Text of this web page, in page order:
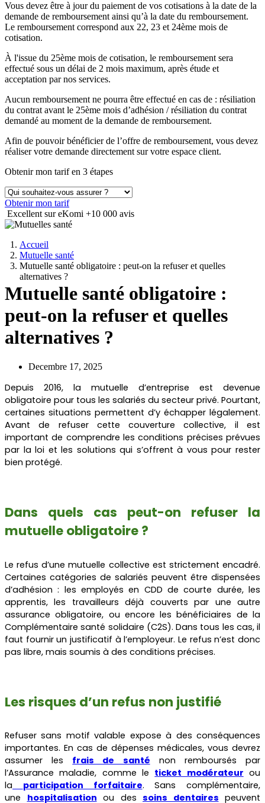
Vous devez être à jour du paiement de vos cotisations à la date de la
demande de remboursement ainsi qu’à la date du remboursement.
Le remboursement correspond aux 22, 23 et 24ème mois de
cotisation.
À l'issue du 25ème mois de cotisation, le remboursement sera
effectué sous un délai de 2 mois maximum, après étude et
acceptation par nos services.
Aucun remboursement ne pourra être effectué en cas de : résiliation
du contrat avant le 25ème mois d’adhésion / résiliation du contrat
demandé au moment de la demande de remboursement.
Afin de pouvoir bénéficier de l’offre de remboursement, vous devez
réaliser votre demande directement sur votre espace client.
Obtenir mon tarif en 3 étapes
Obtenir mon tarif
Excellent sur eKomi +10 000 avis
Accueil
Mutuelle santé
Mutuelle santé obligatoire : peut-on la refuser et quelles
alternatives ?
Mutuelle santé obligatoire :
peut-on la refuser et quelles
alternatives ?
Decembre 17, 2025
Depuis 2016, la mutuelle d’entreprise est devenue
obligatoire pour tous les salariés du secteur privé. Pourtant,
certaines situations permettent d’y échapper légalement.
Avant de refuser cette couverture collective, il est
important de comprendre les conditions précises prévues
par la loi et les solutions qui s’offrent à vous pour rester
bien protégé.
Dans quels cas peut-on refuser la
mutuelle obligatoire ?
Le refus d’une mutuelle collective est strictement encadré.
Certaines catégories de salariés peuvent être dispensées
d’adhésion : les employés en CDD de courte durée, les
apprentis, les travailleurs déjà couverts par une autre
assurance obligatoire, ou encore les bénéficiaires de la
Complémentaire santé solidaire (C2S). Dans tous les cas, il
faut fournir un justificatif à l’employeur. Le refus n’est donc
pas libre, mais soumis à des conditions précises.
Les risques d’un refus non justifié
Refuser sans motif valable expose à des conséquences
importantes. En cas de dépenses médicales, vous devrez
assumer les
frais de santé
non remboursés par
l’Assurance maladie, comme le ticket modérateur ou
la
participation forfaitaire. Sans complémentaire,
une
hospitalisation ou des soins dentaires peuvent